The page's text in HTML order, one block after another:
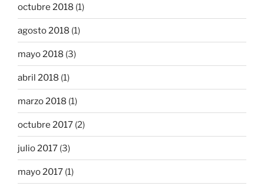
octubre 2018 (1)
agosto 2018 (1)
mayo 2018 (3)
abril 2018 (1)
marzo 2018 (1)
octubre 2017 (2)
julio 2017 (3)
mayo 2017 (1)